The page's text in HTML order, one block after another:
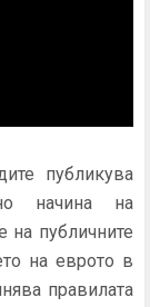
публикува
начина на
на публичните
на еврото в
правилата